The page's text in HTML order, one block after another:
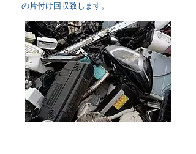
の片付け回収致します。